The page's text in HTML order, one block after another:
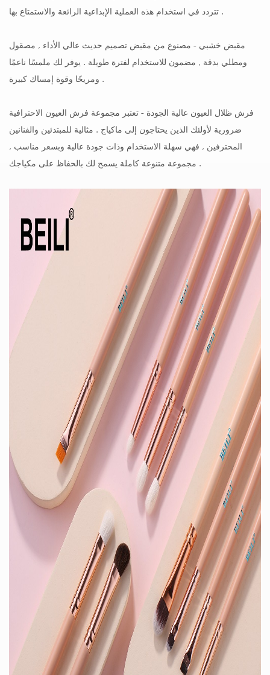
تتردد في استخدام هذه العملية الإبداعية الرائعة والاستمتاع بها .
مقبض خشبي - مصنوع من مقبض تصميم حديث عالي الأداء , مصقول
ومطلي بدقة , مضمون للاستخدام لفترة طويلة . يوفر لك ملمسًا ناعمًا
ومريحًا وقوة إمساك كبيرة .
فرش ظلال العيون عالية الجودة - تعتبر مجموعة فرش العيون الاحترافية
ضرورية لأولئك الذين يحتاجون إلى ماكياج . مثالية للمبتدئين والفنانين
المحترفين , فهي سهلة الاستخدام وذات جودة عالية وبسعر مناسب ,
مجموعة متنوعة كاملة يسمح لك بالحفاظ على مكياجك .